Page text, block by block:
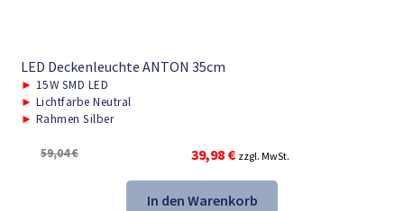
LED Deckenleuchte ANTON 35cm
► 15W SMD LED
► Lichtfarbe Neutral
► Rahmen Silber
59,04€
Ursprünglicher
Preis
war:
39,98 €Aktueller
Preis
ist:
zzgl. MwSt.
In den Warenkorb